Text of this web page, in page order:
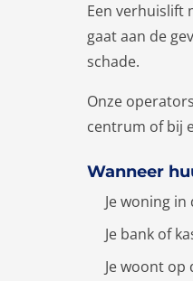
Een verhuislift
gaat aan de
schade.
Onze
centrum of bij
Wanneer
Je woning
Je bank of
Je woont